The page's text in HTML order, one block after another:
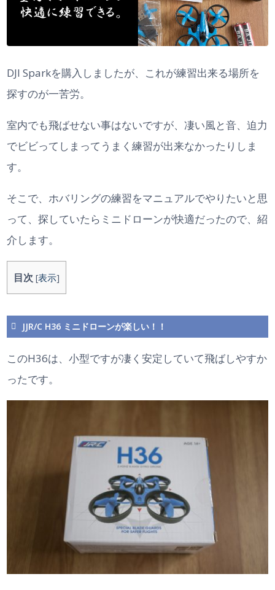
DJI Sparkを購入しましたが、これが練習出来る場所を
探すのが一苦労。
室内でも飛ばせない事はないですが、凄い風と音、迫力
でビビってしまってうまく練習が出来なかったりしま
す。
そこで、ホバリングの練習をマニュアルでやりたいと思
って、探していたらミニドローンが快適だったので、紹
介します。
目次 [表示]
JJR/C H36 ミニドローンが楽しい！！
このH36は、小型ですが凄く安定していて飛ばしやすか
ったです。